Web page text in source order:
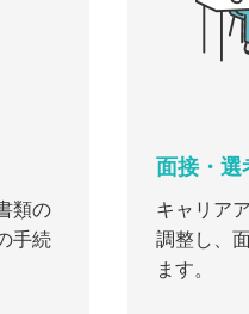
類の
手続
面接・選
キャリア
調整し、
ます。